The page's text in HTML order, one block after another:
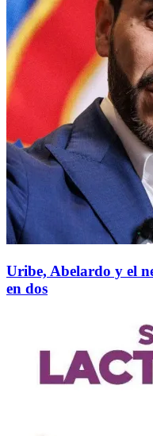
Uribe, Abelardo y el
en dos